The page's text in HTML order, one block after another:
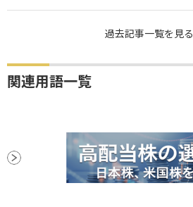
過去記事一覧を見る
関連用語一覧